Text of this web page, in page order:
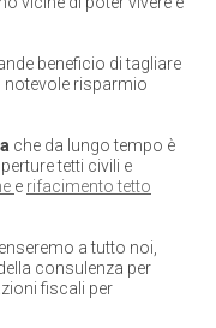
beneficio di tagliare
notevole risparmio
che da lungo tempo è
tetti civili e
e rifacimento tetto
a tutto noi,
consulenza per
fiscali per